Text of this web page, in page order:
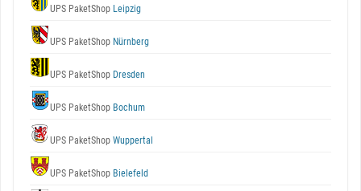
UPS PaketShop Leipzig
UPS PaketShop Nürnberg
UPS PaketShop Dresden
UPS PaketShop Bochum
UPS PaketShop Wuppertal
UPS PaketShop Bielefeld